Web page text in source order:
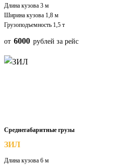
Длина кузова 3 м
Ширина кузова 1,8 м
Грузоподъемность 1,5 т
от 6000 рублей за рейс
Среднегабаритные грузы
ЗИЛ
Длина кузова 6 м